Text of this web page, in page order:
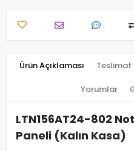
Ürün Açıklaması Teslimat
Yorumlar
LTN156AT24-802
Paneli (Kalın Kasa)